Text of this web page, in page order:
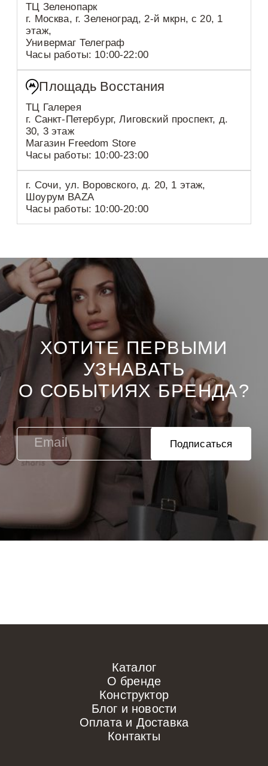
ТЦ Зеленопарк
г. Москва, г. Зеленоград, 2-й мкрн, с 20, 1
этаж,
Универмаг Телеграф
Часы работы: 10:00-22:00
Площадь Восстания
ТЦ Галерея
г. Санкт-Петербург, Лиговский проспект, д.
30, 3 этаж
Магазин Freedom Store
Часы работы: 10:00-23:00
г. Сочи, ул. Воровского, д. 20, 1 этаж,
Шоурум BAZA
Часы работы: 10:00-20:00
ХОТИТЕ ПЕРВЫМИ
УЗНАВАТЬ
О СОБЫТИЯХ БРЕНДА?
Каталог
О бренде
Конструктор
Блог и новости
Оплата и Доставка
Контакты